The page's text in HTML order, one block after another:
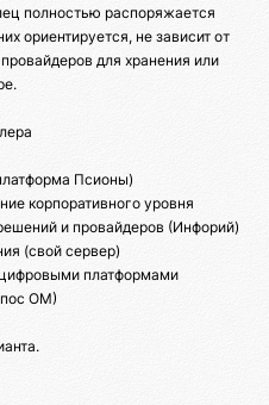
полностью распоряжается
ориентируется, не зависит от
для хранения или
Псионы)
корпоративного уровня
и провайдеров (Инфорий)
(свой сервер)
платформами
ОМ)